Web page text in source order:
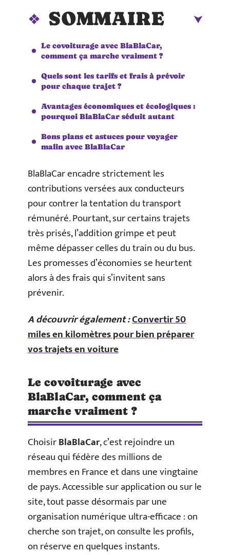
SOMMAIRE
Le covoiturage avec BlaBlaCar,
comment ça marche vraiment ?
Quels sont les tarifs et frais à prévoir
pour chaque trajet ?
Avantages économiques et écologiques :
pourquoi BlaBlaCar séduit autant
Bons plans et astuces pour voyager
malin avec BlaBlaCar
BlaBlaCar encadre strictement les
contributions versées aux conducteurs
pour contrer la tentation du transport
rémunéré. Pourtant, sur certains trajets
très prisés, l’addition grimpe et peut
même dépasser celles du train ou du bus.
Les promesses d’économies se heurtent
alors à des frais qui s’invitent sans
prévenir.
A découvrir également :Convertir 50
miles en kilomètres pour bien préparer
vos trajets en voiture
Le covoiturage avec
BlaBlaCar, comment ça
marche vraiment ?
ChoisirBlaBlaCar, c’est rejoindre un
réseau qui fédère des millions de
membres en France et dans une vingtaine
de pays. Accessible sur application ou sur le
site, tout passe désormais par une
organisation numérique ultra-efficace : on
cherche son trajet, on consulte les profils,
on réserve en quelques instants.